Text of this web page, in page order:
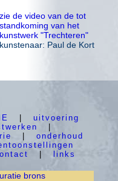
zie de video van de tot
standkoming van het
kunstwerk "Trechteren"
kunstenaar: Paul de Kort
uitvoering
onderhoud
links
brons